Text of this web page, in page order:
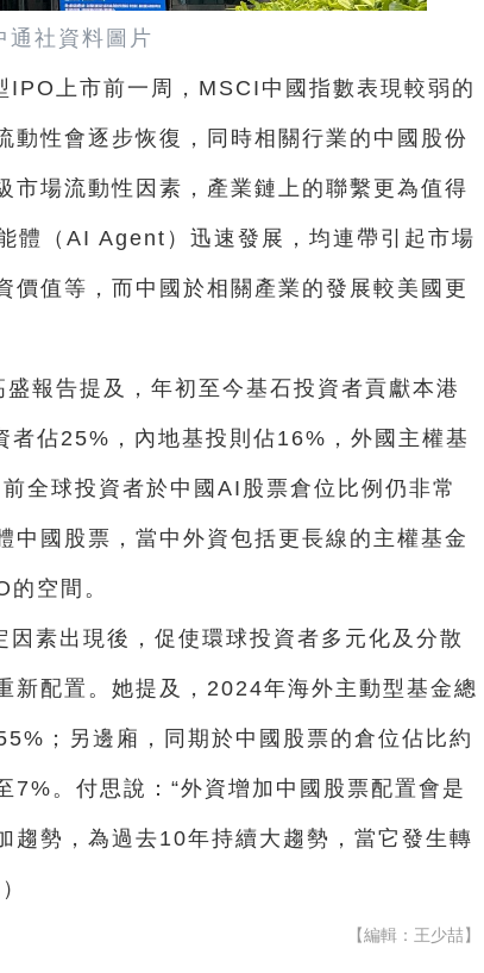
通社資料圖片
IPO上市前一周，MSCI中國指數表現較弱的
動性會逐步恢復，同時相關行業的中國股份
市場流動性因素，產業鏈上的聯繫更為值得
體（AI Agent）迅速發展，均連帶引起市場
價值等，而中國於相關產業的發展較美國更
報告提及，年初至今基石投資者貢獻本港
佔25%，內地基投則佔16%，外國主權基
全球投資者於中國AI股票倉位比例仍非常
中國股票，當中外資包括更長線的主權基金
空間。
素出現後，促使環球投資者多元化及分散
新配置。她提及，2024年海外主動型基金總
；另邊廂，同期於中國股票的倉位佔比約
。付思說：“外資增加中國股票配置會是
趨勢，為過去10年持續大趨勢，當它發生轉
【編輯：王少喆】